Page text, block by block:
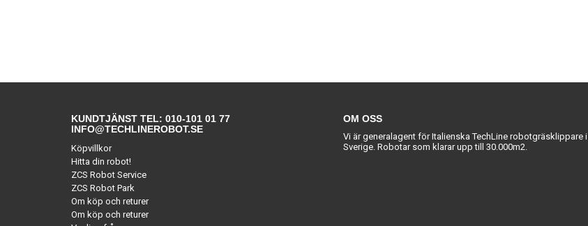
KUNDTJÄNST TEL: 010-101 01 77
INFO@TECHLINEROBOT.SE
Köpvillkor
Hitta din robot!
ZCS Robot Service
ZCS Robot Park
Om köp och returer
Om köp och returer
OM OSS
Vi är generalagent för Italienska TechLine robotgräsklippare i
Sverige. Robotar som klarar upp till 30.000m2.